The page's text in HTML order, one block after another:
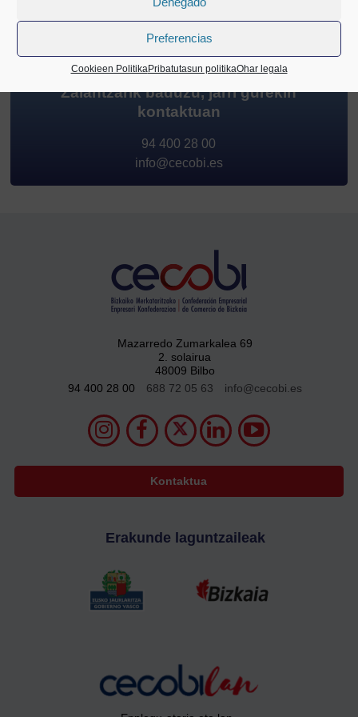
Preferencias
Cookieen PolitikaPribatutasun politikaOhar legala
Zalantzarik baduzu, jarri gurekin
kontaktuan
94 400 28 00
info@cecobi.es
Mazarredo Zumarkalea 69
2. solairua
48009 Bilbo
94 400 28 00
688 72 05 63 info@cecobi.es
Kontaktua
Erakunde laguntzaileak